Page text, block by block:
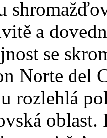
a
se
Norte del
rozlehlá
oblast.